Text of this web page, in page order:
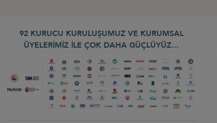
92 KURUCU KURULUŞUMUZ VE KURUMSAL
ÜYELERİMİZ İLE ÇOK DAHA GÜÇLÜYÜZ...